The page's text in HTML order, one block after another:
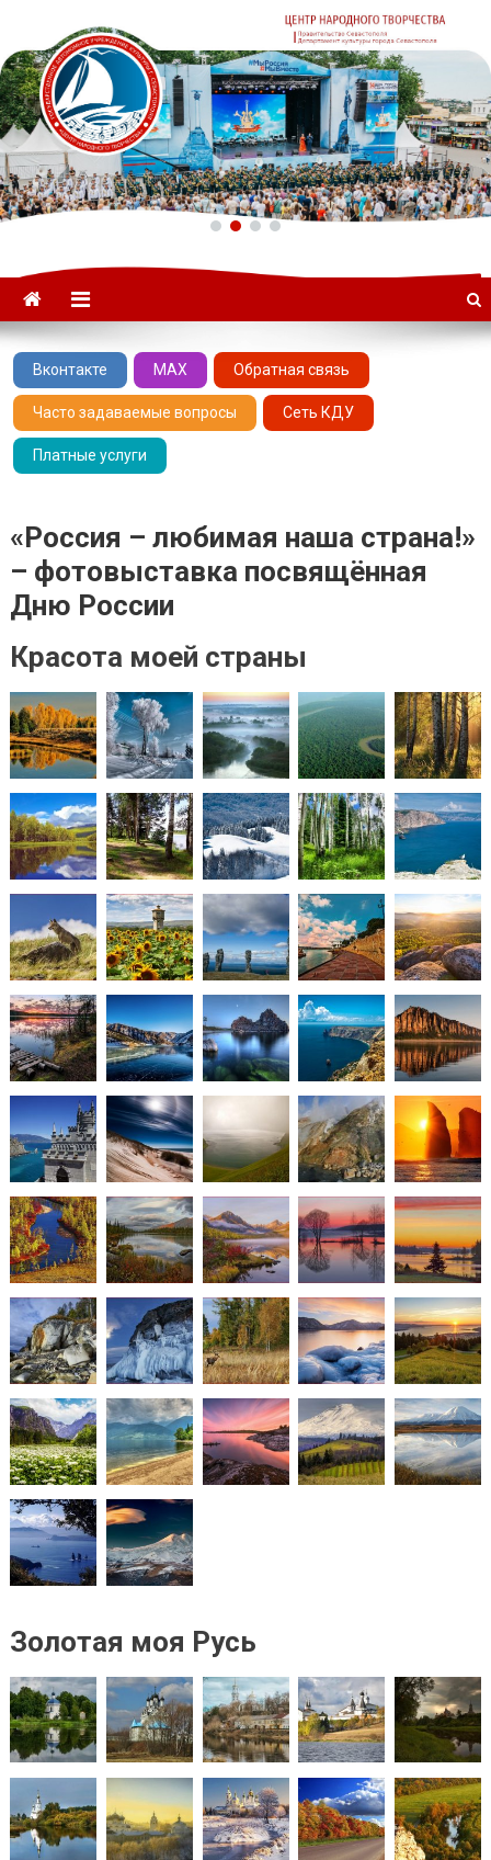
ГАУК «ЦНТ» –
Севастопольский Центр
народного творчества
Вконтакте MAX Обратная связь
Часто задаваемые вопросы Сеть КДУ
Платные услуги
«Россия – любимая наша страна!»
– фотовыставка посвящённая
Дню России
Красота моей страны
Золотая моя Русь